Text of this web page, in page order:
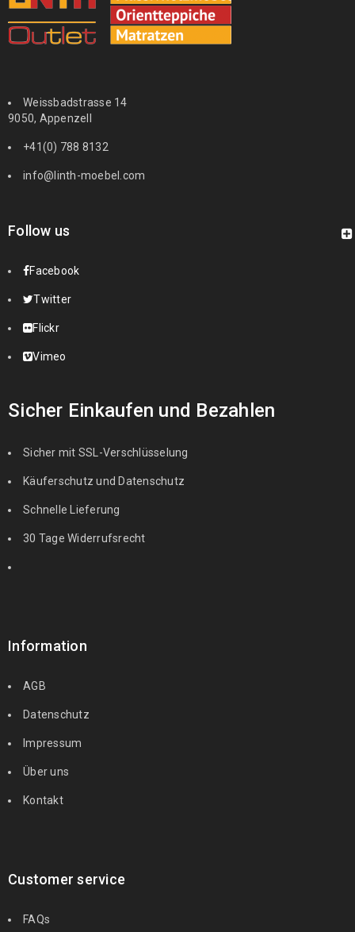
Weissbadstrasse 14
9050, Appenzell
+41(0) 788 8132
info@linth-moebel.com
Follow us
Facebook
Twitter
Flickr
Vimeo
Sicher Einkaufen und Bezahlen
Sicher mit SSL-Verschlüsselung
Käuferschutz und Datenschutz
Schnelle Lieferung
30 Tage Widerrufsrecht
Information
AGB
Datenschutz
Impressum
Über uns
Kontakt
Customer service
FAQs